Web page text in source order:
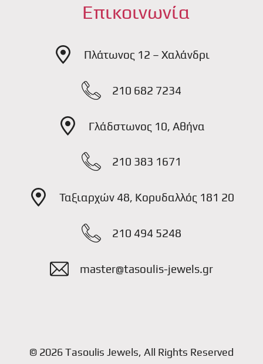
Επικοινωνία
Πλάτωνος 12 – Χαλάνδρι
210 682 7234
Γλάδστωνος 10, Αθήνα
210 383 1671
Ταξιαρχών 48, Κορυδαλλός 181 20
210 494 5248
master@tasoulis-jewels.gr
© 2026 Tasoulis Jewels, All Rights Reserved